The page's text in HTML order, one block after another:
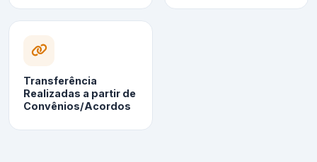
Transferência
Realizadas a partir de
Convênios/Acordos